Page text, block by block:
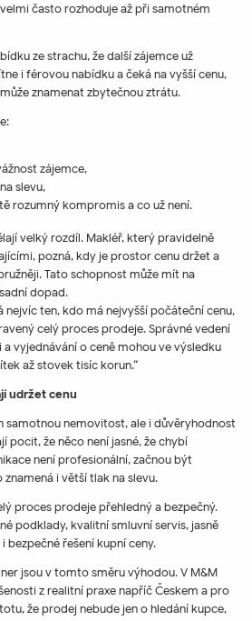
často rozhoduje až při samotném
ze strachu, že další zájemce už
i férovou nabídku a čeká na vyšší cenu,
znamenat zbytečnou ztrátu.
zájemce,
slevu,
rozumný kompromis a co už není.
velký rozdíl. Makléř, který pravidelně
pozná, kdy je prostor cenu držet a
Tato schopnost může mít na
dopad.
nejvíc ten, kdo má nejvyšší počáteční cenu,
celý proces prodeje. Správné vedení
vyjednávání o ceně mohou ve výsledku
až stovek tisíc korun.“
udržet cenu
samotnou nemovitost, ale i důvěryhodnost
pocit, že něco není jasné, že chybí
není profesionální, začnou být
i větší tlak na slevu.
proces prodeje přehledný a bezpečný.
podklady, kvalitní smluvní servis, jasně
bezpečné řešení kupní ceny.
jsou v tomto směru výhodou. V M&M
z realitní praxe napříč Českem a pro
že prodej nebude jen o hledání kupce,